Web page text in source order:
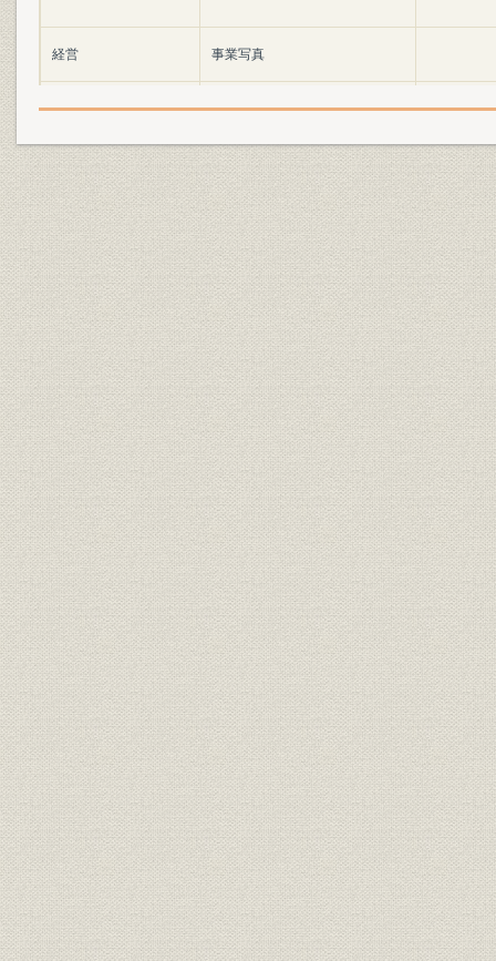
経営 事業写真
経営 事業写真
教育・研修 事業写真
教育・研修 事業写真
催し 事業写真
催し 事業写真
催し 事業写真
催し 事業写真
催し 事業写真
催し 事業写真
催し 事業写真